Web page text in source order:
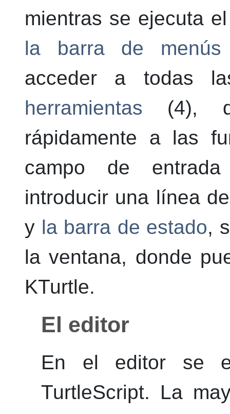
mientras se ejecuta
la barra de menús
acceder a todas
herramientas (4),
rápidamente a las
campo de
introducir una línea
y la barra de estado,
la ventana, donde
KTurtle.
El editor
En el editor se
TurtleScript. La